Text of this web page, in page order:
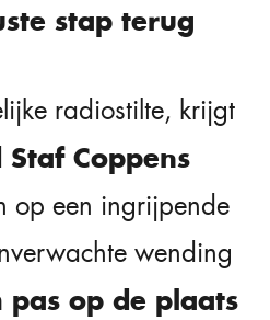
stap terug
radiostilte, krijgt
Staf Coppens
op een ingrijpende
wending
op de plaats